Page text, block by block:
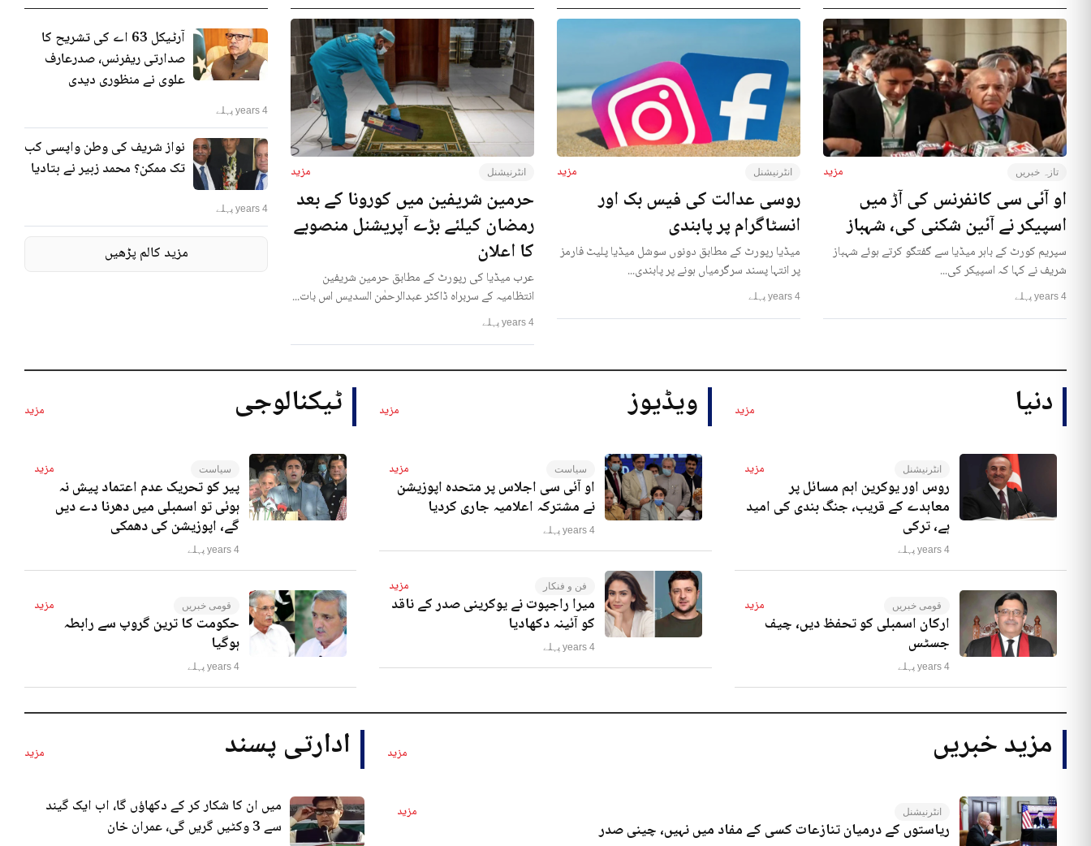
تازہ خبریں مزید
او آئی سی کانفرنس کی آڑ میں
اسپیکر نے آئین شکنی کی، شہباز
سپریم کورٹ کے باہر میڈیا سے گفتگو کرتے ہوئے شہباز
شریف نے کہا کہ اسپیکر کی...
4 years پہلے
انٹرنیشنل مزید
روسی عدالت کی فیس بک اور
انسٹاگرام پر پابندی
میڈیا رپورٹ کے مطابق دونوں سوشل میڈیا پلیٹ فارمز
پر انتہا پسند سرگرمیاں ہونے پر پابندی...
4 years پہلے
انٹرنیشنل مزید
حرمین شریفین میں کورونا کے بعد
رمضان کیلئے بڑے آپریشنل منصوبے
کا اعلان
عرب میڈیا کی رپورٹ کے مطابق حرمین شریفین
انتظامیہ کے سربراہ ڈاکٹر عبدالرحمٰن السدیس اس بات...
4 years پہلے
آرٹیکل 63 اے کی تشریح کا
صدارتی ریفرنس، صدرعارف
علوی نے منظوری دیدی
4 years پہلے
نواز شریف کی وطن واپسی کب
تک ممکن؟ محمد زبیر نے بتادیا
4 years پہلے
مزید کالم پڑھیں
دنیا مزید
انٹرنیشنل مزید
روس اور یوکرین اہم مسائل پر
معاہدے کے قریب، جنگ بندی کی امید
ہے، ترکی
4 years پہلے
قومی خبریں مزید
ارکان اسمبلی کو تحفظ دیں، چیف
جسٹس
4 years پہلے
ویڈیوز مزید
سیاست مزید
او آئی سی اجلاس پر متحدہ اپوزیشن
نے مشترکہ اعلامیہ جاری کردیا
4 years پہلے
فن و فنکار مزید
میرا راجپوت نے یوکرینی صدر کے ناقد
کو آئینہ دکھادیا
4 years پہلے
ٹیکنالوجی مزید
سیاست مزید
پیر کو تحریک عدم اعتماد پیش نہ
ہوئی تو اسمبلی میں دھرنا دے دیں
گے، اپوزیشن کی دھمکی
4 years پہلے
قومی خبریں مزید
حکومت کا ترین گروپ سے رابطہ
ہوگیا
4 years پہلے
مزید خبریں مزید
انٹرنیشنل مزید
ریاستوں کے درمیان تنازعات کسی کے مفاد میں نہیں، چینی صدر
ادارتی پسند مزید
میں ان کا شکار کر کے دکھاؤں گا، اب ایک گیند
سے 3 وکٹیں گریں گی، عمران خان